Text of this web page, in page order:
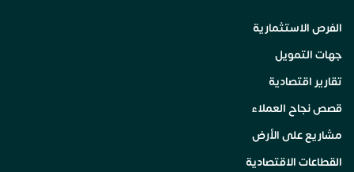
الفرص الاستثمارية
جهات التمويل
تقارير اقتصادية
قصص نجاح العملاء
مشاريع على الأرض
القطاعات الاقتصادية